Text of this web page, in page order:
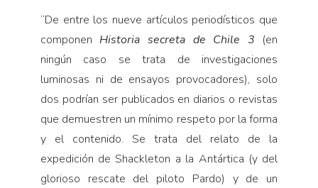
“De entre los nueve artículos periodísticos que
componen Historia secreta de Chile 3 (en
ningún caso se trata de investigaciones
luminosas ni de ensayos provocadores), solo
dos podrían ser publicados en diarios o revistas
que demuestren un mínimo respeto por la forma
y el contenido. Se trata del relato de la
expedición de Shackleton a la Antártica (y del
glorioso rescate del piloto Pardo) y de un